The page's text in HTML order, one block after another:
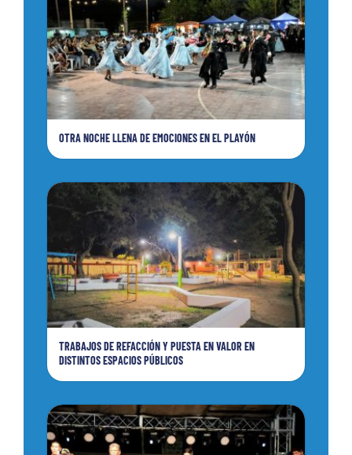
OTRA NOCHE LLENA DE EMOCIONES EN EL PLAYÓN
TRABAJOS DE REFACCIÓN Y PUESTA EN VALOR EN
DISTINTOS ESPACIOS PÚBLICOS